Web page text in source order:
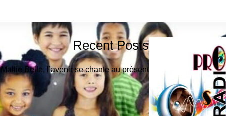
Recent Posts
Mallie Belle, l’avenir se chante au présent